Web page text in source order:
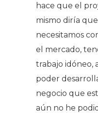
hace que el
mismo diría
necesitamos
el mercado,
trabajo idóneo,
poder
negocio que
aún no he